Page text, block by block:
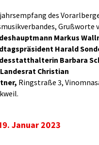
des
Grußworte
Markus
Harald
Barbara
Landesrat Christian
Ringstraße 3,
Januar 2023